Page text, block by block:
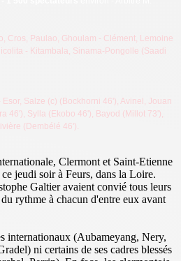
Cros, Paulao, Ghoulam - Clément, Lemoine
- Kitambala, Sinama-Pongolle (Saadi
Salze (c) (Bockhorni 46'), Avinel, Jouan
46'), Sylla (Ekobo 46'), Bayod (Millot 73'),
(Dembélé 46').
Clermont et Saint-Etienne
jeudi soir à Feurs, dans la Loire.
Galtier avaient convié tous leurs
rythme à chacun d'entre eux avant
internationaux (Aubameyang, Nery,
ni certains de ses cadres blessés